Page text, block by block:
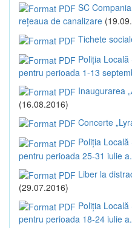
SC
rețeaua de canalizare
Tichete
Poliția
pentru perioada 1-13
Inaugurarea
(16.08.2016)
Concerte
Poliția
pentru perioada 25-31 iulie
Liber la
(29.07.2016)
Poliția
pentru perioada 18-24 iulie